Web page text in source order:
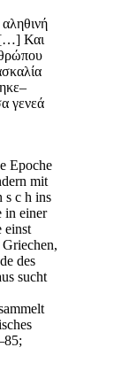
[…] Και
γενεά
Epoche
mit
s c h ins
in einer
einst
des
sucht